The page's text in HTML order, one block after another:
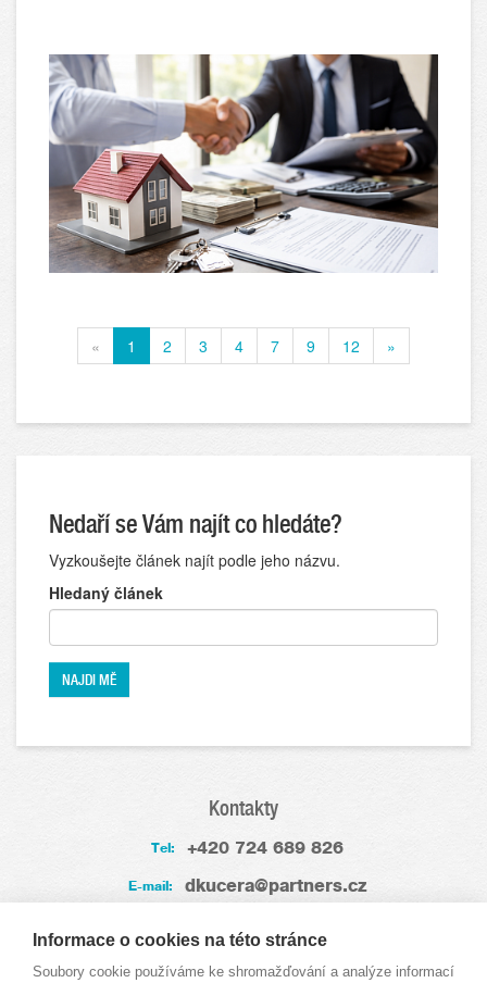
« 1 2 3 4 7 9 12 »
Nedaří se Vám najít co hledáte?
Vyzkoušejte článek najít podle jeho názvu.
Hledaný článek
Kontakty
Tel: +420 724 689 826
E-mail: dkucera@partners.cz
Zkušenosti
Informace o cookies na této stránce
Soubory cookie používáme ke shromažďování a analýze informací